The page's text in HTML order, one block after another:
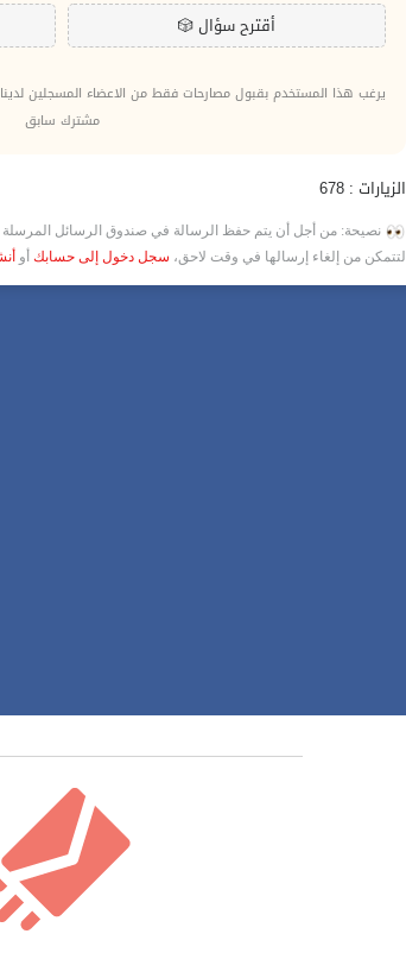
🎲أقترح سؤال
يرغب هذا المستخدم بقبول مصارحات فقط من الاعضاء المسجلين
مشترك سابق
الزيارات : 678
نصيحة: من أجل أن يتم حفظ الرسالة في صندوق الرسائل المرسلة
لتتمكن من إلغاء إرسالها في وقت لاحق، سجل دخول إلى حسابك أو